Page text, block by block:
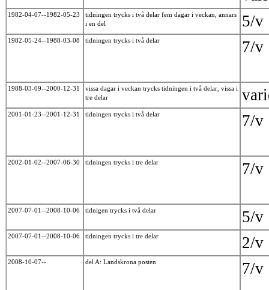
1982-04-07--1982-05-23
tidningen trycks i två delar fem dagar i veckan, annars
i en del
5/
1982-05-24--1988-03-08 tidningen trycks i två delar 7/
1988-03-09--2000-12-31
vissa dagar i veckan trycks tidningen i två delar, vissa i
tre delar
2001-01-23--2001-12-31 tidningen trycks i två delar 7/
2002-01-02--2007-06-30 tidningen trycks i tre delar 7/
2007-07-01--2008-10-06 tidnigen trycks i två delar 5/
2007-07-01--2008-10-06 tidningen trycks i tre delar 2/
2008-10-07-- del A: Landskrona posten 7/